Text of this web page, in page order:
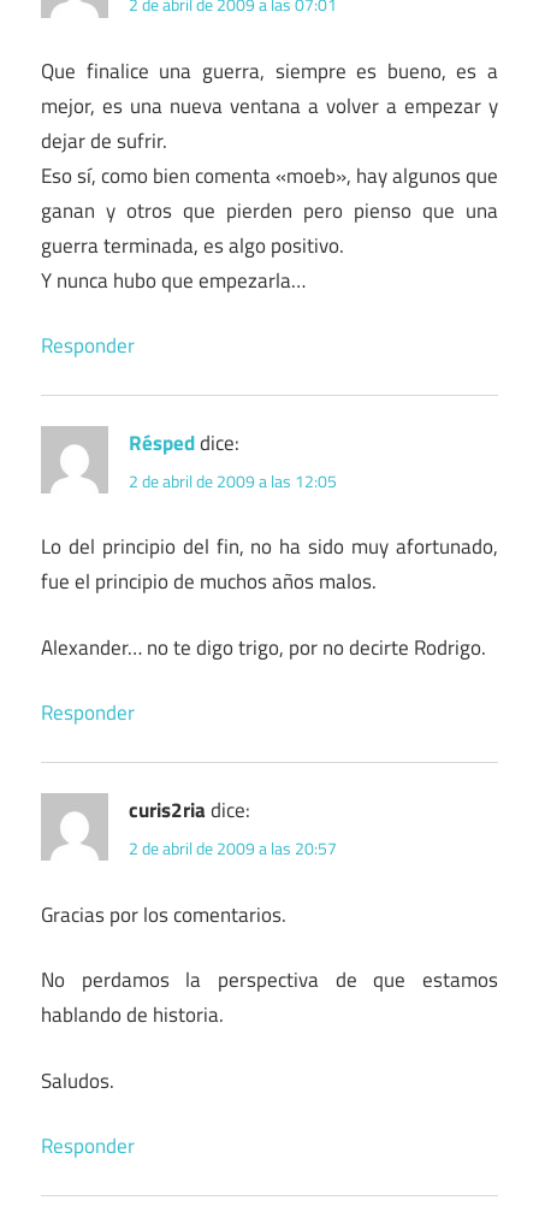
Que finalice una guerra, siempre es bueno, es a
mejor, es una nueva ventana a volver a empezar y
dejar de sufrir.
Eso sí, como bien comenta «moeb», hay algunos que
ganan y otros que pierden pero pienso que una
guerra terminada, es algo positivo.
Y nunca hubo que empezarla…
Responder
Réspeddice:
2 de abril de 2009 a las 12:05
Lo del principio del fin, no ha sido muy afortunado,
fue el principio de muchos años malos.
Alexander… no te digo trigo, por no decirte Rodrigo.
Responder
curis2riadice:
2 de abril de 2009 a las 20:57
Gracias por los comentarios.
No perdamos la perspectiva de que estamos
hablando de historia.
Saludos.
Responder